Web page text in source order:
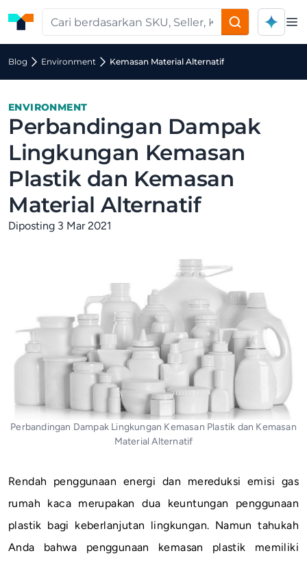
Blog Environment Kemasan Material Alternatif
ENVIRONMENT
Perbandingan Dampak
Lingkungan Kemasan
Plastik dan Kemasan
Material Alternatif
Diposting 3 Mar 2021
Perbandingan Dampak Lingkungan Kemasan Plastik dan Kemasan
Material Alternatif
Rendah penggunaan energi dan mereduksi emisi gas
rumah kaca merupakan dua keuntungan penggunaan
plastik bagi keberlanjutan lingkungan. Namun tahukah
Anda bahwa penggunaan kemasan plastik memiliki